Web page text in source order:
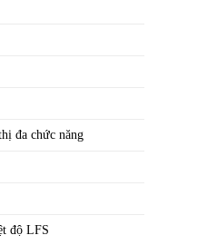
đa chức năng
độ LFS